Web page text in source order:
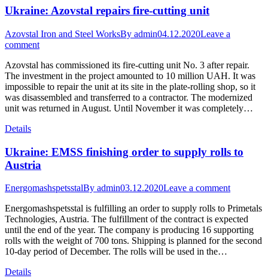
Ukraine: Azovstal repairs fire-cutting unit
Azovstal Iron and Steel WorksBy admin04.12.2020Leave a
comment
Azovstal has commissioned its fire-cutting unit No. 3 after repair.
The investment in the project amounted to 10 million UAH. It was
impossible to repair the unit at its site in the plate-rolling shop, so it
was disassembled and transferred to a contractor. The modernized
unit was returned in August. Until November it was completely…
Details
Ukraine: EMSS finishing order to supply rolls to
Austria
EnergomashspetsstalBy admin03.12.2020Leave a comment
Energomashspetsstal is fulfilling an order to supply rolls to Primetals
Technologies, Austria. The fulfillment of the contract is expected
until the end of the year. The company is producing 16 supporting
rolls with the weight of 700 tons. Shipping is planned for the second
10-day period of December. The rolls will be used in the…
Details